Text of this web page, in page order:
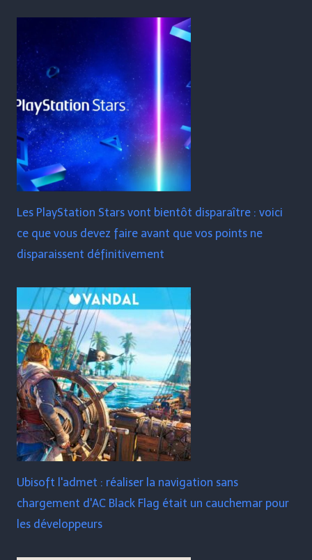
Les PlayStation Stars vont bientôt disparaître : voici
ce que vous devez faire avant que vos points ne
disparaissent définitivement
Ubisoft l'admet : réaliser la navigation sans
chargement d'AC Black Flag était un cauchemar pour
les développeurs